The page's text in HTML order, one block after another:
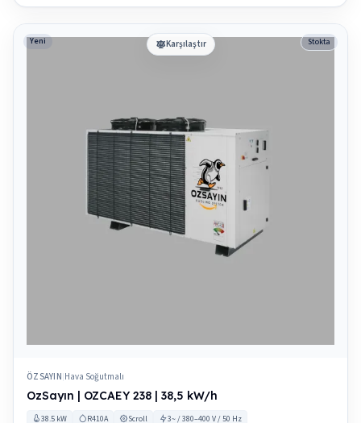
Karşılaştır
Yeni Stokta
ÖZSAYIN|Hava Soğutmalı
OzSayın | OZCAEY 238 | 38,5 kW/h
38.5 kW R410A Scroll 3~ / 380–400 V / 50 Hz